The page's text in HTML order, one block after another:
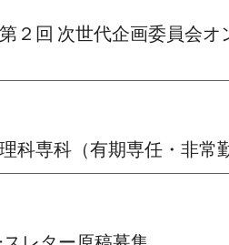
２回 次世代企画委員会
科専科（有期専任・非常